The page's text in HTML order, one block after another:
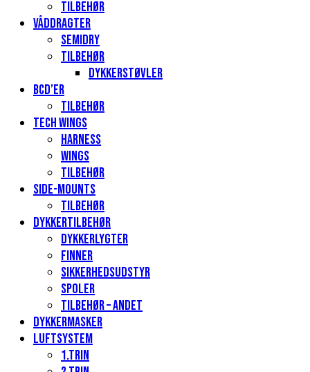
Tilbehør
Våddragter
Semidry
Tilbehør
Dykkerstøvler
BCD’er
Tilbehør
Tech Wings
Harness
Wings
Tilbehør
Side-mounts
Tilbehør
Dykkertilbehør
Dykkerlygter
Finner
Sikkerhedsudstyr
Spoler
Tilbehør – andet
Dykkermasker
Luftsystem
1.Trin